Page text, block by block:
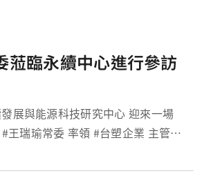
蒞臨永續中心進行參訪
展與能源科技研究中心 迎來一場
王瑞瑜常委 率領 #台塑企業 主管團
開深入討論，為未來的合作奠定堅